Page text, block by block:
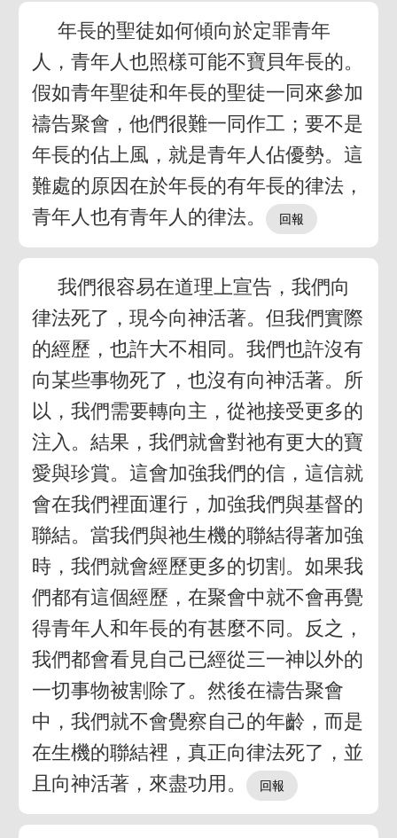
年長的聖徒如何傾向於定罪青年
人，青年人也照樣可能不寶貝年長的。
假如青年聖徒和年長的聖徒一同來參加
禱告聚會，他們很難一同作工；要不是
年長的佔上風，就是青年人佔優勢。這
難處的原因在於年長的有年長的律法，
青年人也有青年人的律法。
我們很容易在道理上宣告，我們向
律法死了，現今向神活著。但我們實際
的經歷，也許大不相同。我們也許沒有
向某些事物死了，也沒有向神活著。所
以，我們需要轉向主，從祂接受更多的
注入。結果，我們就會對祂有更大的寶
愛與珍賞。這會加強我們的信，這信就
會在我們裡面運行，加強我們與基督的
聯結。當我們與祂生機的聯結得著加強
時，我們就會經歷更多的切割。如果我
們都有這個經歷，在聚會中就不會再覺
得青年人和年長的有甚麼不同。反之，
我們都會看見自己已經從三一神以外的
一切事物被割除了。然後在禱告聚會
中，我們就不會覺察自己的年齡，而是
在生機的聯結裡，真正向律法死了，並
且向神活著，來盡功用。